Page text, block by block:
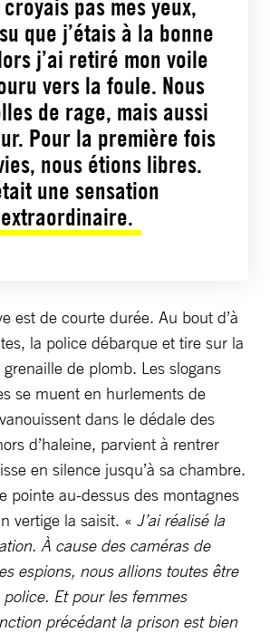
croyais pas mes yeux,
que j’étais à la bonne
j’ai retiré mon voile
vers la foule. Nous
de rage, mais aussi
Pour la première fois
nous étions libres.
une sensation
extraordinaire.
est de courte durée. Au bout d’à
la police débarque et tire sur la
de plomb. Les slogans
se muent en hurlements de
dans le dédale des
d’haleine, parvient à rentrer
en silence jusqu’à sa chambre.
pointe au-dessus des montagnes
vertige la saisit. « J’ai réalisé la
À cause des caméras de
espions, nous allions toutes être
Et pour les femmes
précédant la prison est bien